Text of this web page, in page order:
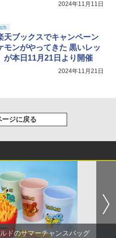
2024年11月11日
天ブックスでキャンペーン
モンがやってきた 黒いレッ
が本日11月21日より開催
2024年11月21日
ージに戻る
ドのサマーチャンスバッグ